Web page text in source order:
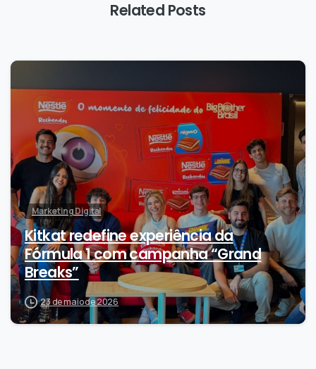
Related Posts
Marketing Digital
Kitkat redefine experiência da
Fórmula 1 com campanha “Grand
Breaks”
23 de maio de 2026